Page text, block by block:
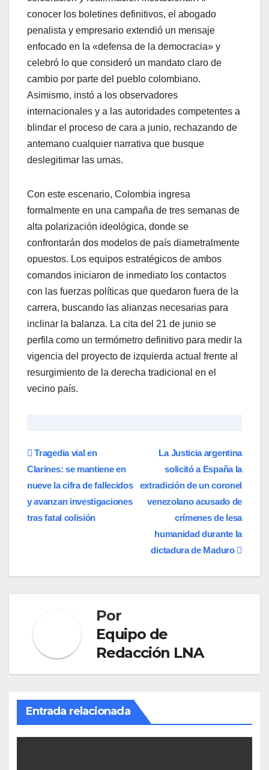
conocer los boletines definitivos, el abogado
penalista y empresario extendió un mensaje
enfocado en la «defensa de la democracia» y
celebró lo que consideró un mandato claro de
cambio por parte del pueblo colombiano.
Asimismo, instó a los observadores
internacionales y a las autoridades competentes a
blindar el proceso de cara a junio, rechazando de
antemano cualquier narrativa que busque
deslegitimar las urnas.
​Con este escenario, Colombia ingresa
formalmente en una campaña de tres semanas de
alta polarización ideológica, donde se
confrontarán dos modelos de país diametralmente
opuestos. Los equipos estratégicos de ambos
comandos iniciaron de inmediato los contactos
con las fuerzas políticas que quedaron fuera de la
carrera, buscando las alianzas necesarias para
inclinar la balanza. La cita del 21 de junio se
perfila como un termómetro definitivo para medir la
vigencia del proyecto de izquierda actual frente al
resurgimiento de la derecha tradicional en el
vecino país.
Navegación
de
entradas
La Justicia argentina
solicitó a España la
extradición de un coronel
venezolano acusado de
crímenes de lesa
humanidad durante la
dictadura de Maduro
​Tragedia vial en
Clarines: se mantiene en
nueve la cifra de fallecidos
y avanzan investigaciones
tras fatal colisión
Por
Equipo de
Redacción LNA
Entrada relacionada